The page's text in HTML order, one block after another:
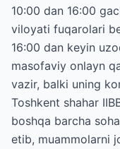
10:00 dan 16:00
viloyati fuqarolari
16:00 dan keyin
masofaviy onlayn
vazir, balki uning
Toshkent shahar
boshqa barcha
etib, muammolarni